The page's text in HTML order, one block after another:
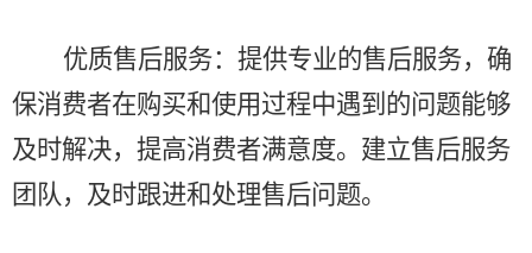
优质售后服务：提供专业的售后服务，确
保消费者在购买和使用过程中遇到的问题能够
及时解决，提高消费者满意度。建立售后服务
团队，及时跟进和处理售后问题。